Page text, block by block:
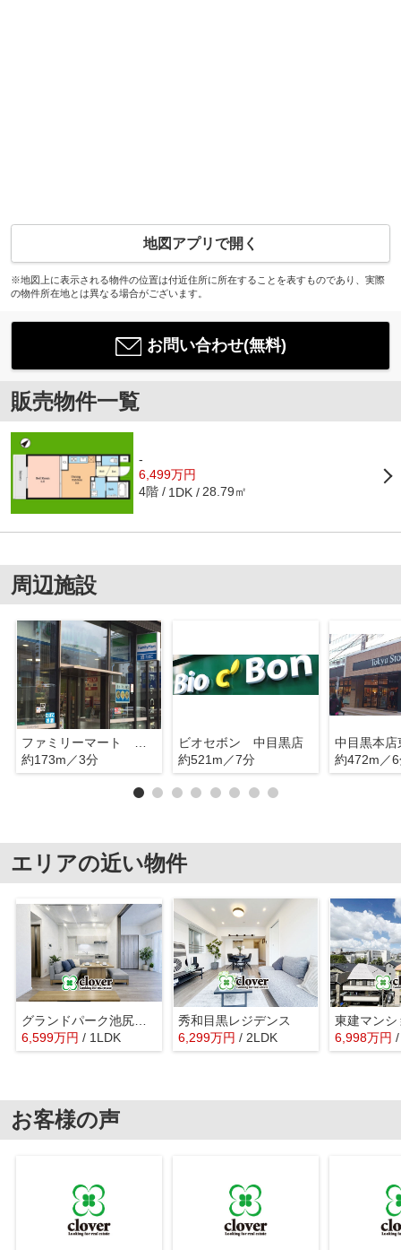
地図アプリで開く
※地図上に表示される物件の位置は付近住所に所在することを表すものであり、実際
の物件所在地とは異なる場合がございます。
お問い合わせ(無料)
販売物件一覧
-
6,499万円
4階 1DK 28.79㎡
周辺施設
約173m／3分
ビオセボン 中目黒店
約521m／7分
中目黒本店
約472m／
エリアの近い物件
グランドパーク池尻大橋
6,599万円 / 1LDK
秀和目黒レジデンス
6,299万円 / 2LDK
東建マンシ
6,998万円
お客様の声